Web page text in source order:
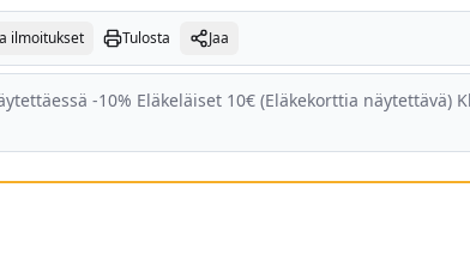
ilmoitukset Tulosta Jaa
-10% Eläkeläiset 10€ (Eläkekorttia näytettävä)